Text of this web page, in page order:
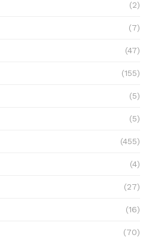
(2)
(7)
(47)
(155)
(5)
(5)
(455)
(4)
(27)
(16)
(70)